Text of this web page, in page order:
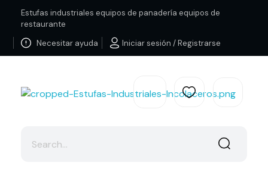
Estufas industriales equipos de panadería equipos de
restaurante
Necesitar ayuda
Iniciar sesión / Registrarse